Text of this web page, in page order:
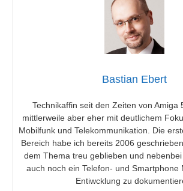
Bastian Ebert
Technikaffin seit den Zeiten von Amiga
mittlerweile aber eher mit deutlichem
Mobilfunk und Telekommunikation. Die
Bereich habe ich bereits 2006
dem Thema treu geblieben und
auch noch ein Telefon- und Smartphone
Entiwcklung zu